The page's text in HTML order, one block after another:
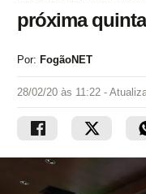
próxima
Por: FogãoNET
28/02/20 às 11:22 -